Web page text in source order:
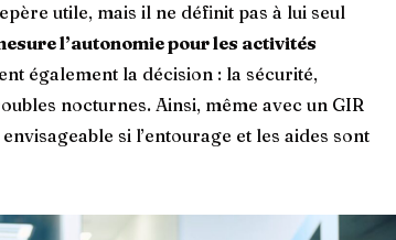
utile, mais il ne définit pas à lui seul
l’autonomie pour les activités
également la décision : la sécurité,
nocturnes. Ainsi, même avec un GIR
si l’entourage et les aides sont